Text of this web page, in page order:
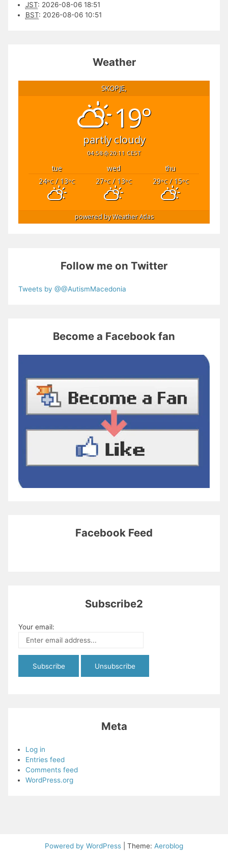
JST: 2026-08-06 18:51
BST: 2026-08-06 10:51
Weather
SKOPJE,
19°
partly cloudy
04:58 20:11 CEST
tue wed
thu
24°C/ 13°C 27°C/ 13°C 29°C/ 15°C
powered byWeather Atlas
Follow me on Twitter
Tweets by @@AutismMacedonia
Become a Facebook fan
Facebook Feed
Subscribe2
Your email:
Meta
Log in
Entries feed
Comments feed
WordPress.org
Powered by WordPress Theme: Aeroblog